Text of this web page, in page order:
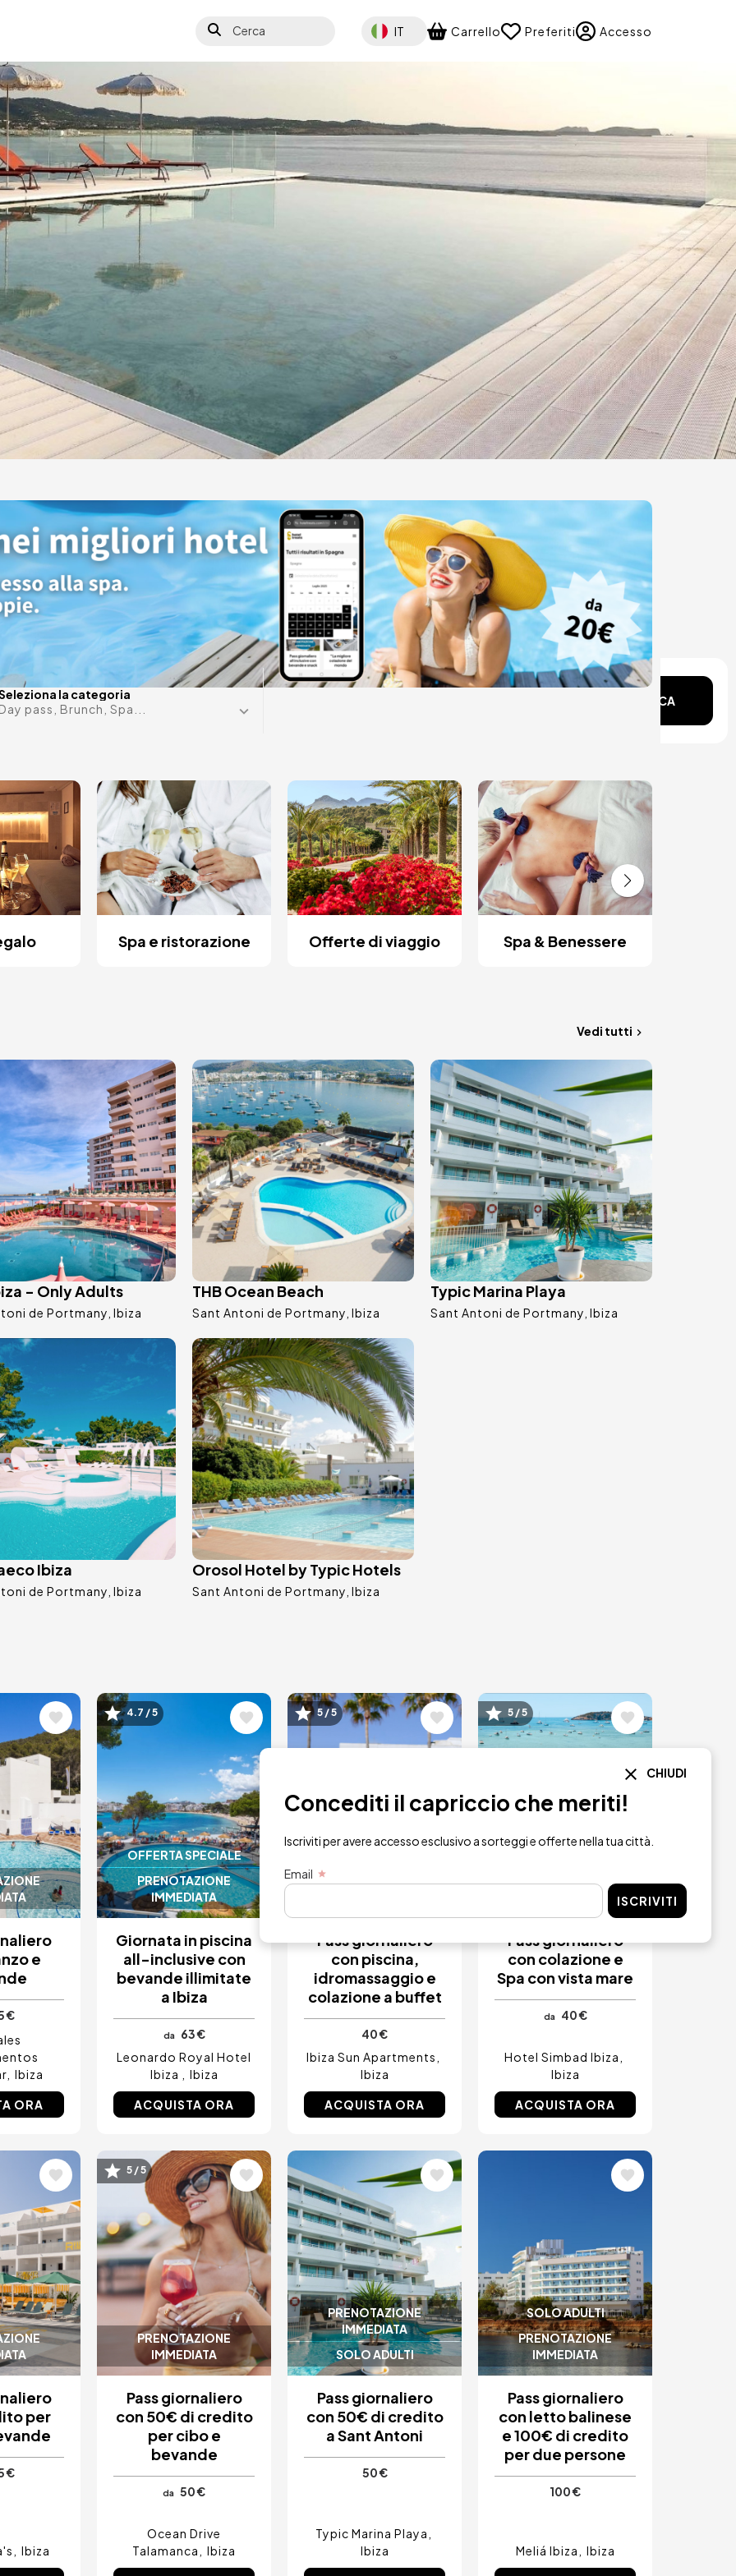
Cerca Select your language
IT Carrello Preferiti Accesso
Sant
la categoria
Day pass, Brunch, Spa...
Data in mente?
CERCA
Spa e ristorazione Offerte di viaggio Spa & Benessere
Vedi tutti
- Only Adults
de Portmany Ibiza
Immagine
THB Ocean Beach
Sant Antoni de Portmany Ibiza
Immagine
Typic Marina Playa
Sant Antoni de Portmany Ibiza
Ibiza
de Portmany Ibiza
Immagine
Orosol Hotel by Typic Hotels
Sant Antoni de Portmany Ibiza
e
€
Ibiza
ORA
OFFERTA SPECIALE
PRENOTAZIONE
IMMEDIATA
Immagine
4.7 / 5
Giornata in piscina
all-inclusive con
bevande illimitate
a Ibiza
da
63 €
Leonardo Royal Hotel
Ibiza
Ibiza
ACQUISTA ORA
PRENOTAZIONE
Immagine
5 / 5
Pass giornaliero
con piscina,
idromassaggio e
colazione a buffet
40 €
Ibiza Sun Apartments
Ibiza
ACQUISTA ORA
PRENOTAZIONE
Immagine
5 / 5
Pass giornaliero
con colazione e
Spa con vista mare
da 40 €
Hotel Simbad Ibiza
Ibiza
ACQUISTA ORA
per
€
Ibiza
PRENOTAZIONE
IMMEDIATA
Immagine
5 / 5
Pass giornaliero
con 50€ di credito
per cibo e
bevande
da 50 €
Ocean Drive
Talamanca
Ibiza
PRENOTAZIONE
IMMEDIATA
SOLO ADULTI
Immagine
Pass giornaliero
con 50€ di credito
a Sant Antoni
50 €
Typic Marina Playa
Ibiza
SOLO ADULTI
PRENOTAZIONE
IMMEDIATA
Pass giornaliero
con letto balinese
e 100€ di credito
per due persone
100 €
Meliá Ibiza Ibiza
CHIUDI
Concediti il capriccio che meriti!
Iscriviti per avere accesso esclusivo a sorteggi e offerte nella tua città.
Email
ISCRIVITI